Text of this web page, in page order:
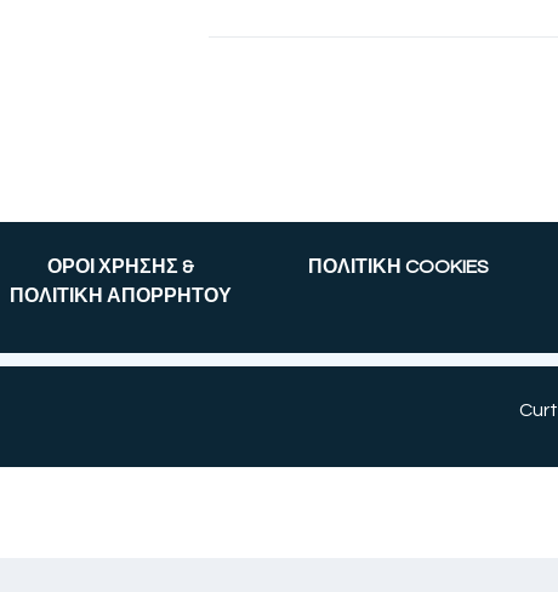
ΟΡΟΙ ΧΡΗΣΗΣ &
ΠΟΛΙΤΙΚΗ ΑΠΟΡΡΗΤΟΥ
ΠΟΛΙΤΙΚΗ COOKIES